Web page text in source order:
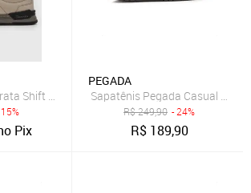
Shift Neve Bege
Pix
PEGADA
Sapatênis Pegada Casual
R$249,90 - 24%
R$ 189,90